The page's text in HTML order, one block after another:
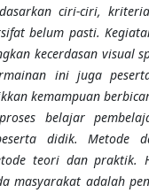
ciri-ciri,
belum pasti.
kecerdasan visual
ini juga
kemampuan
belajar
didik. Metode
teori dan praktik.
masyarakat adalah